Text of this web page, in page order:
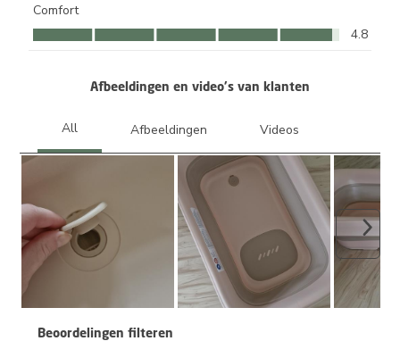
Comfort
Comfort, 4.8 van 5
4.8
Afbeeldingen en video's van klanten
Beoordelingen filteren